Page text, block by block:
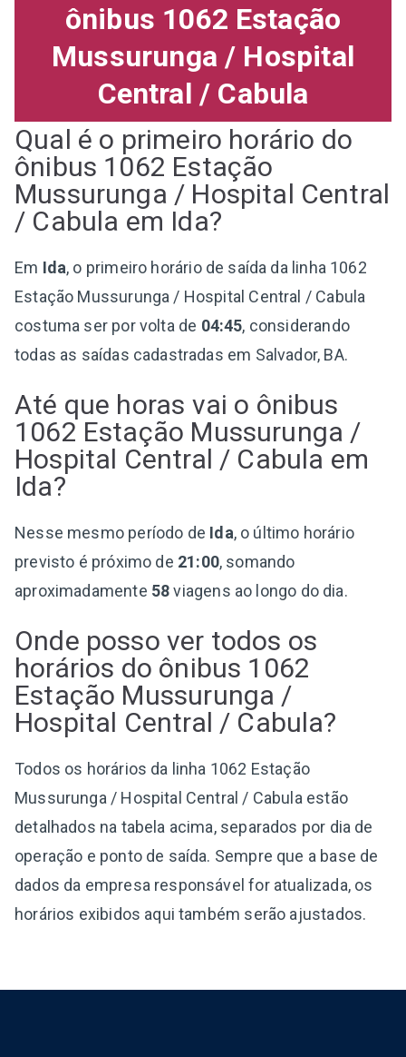
ônibus 1062 Estação
Mussurunga / Hospital
Central / Cabula
Qual é o primeiro horário do
ônibus 1062 Estação
Mussurunga / Hospital Central
/ Cabula em Ida?
Em Ida, o primeiro horário de saída da linha 1062
Estação Mussurunga / Hospital Central / Cabula
costuma ser por volta de 04:45, considerando
todas as saídas cadastradas em Salvador, BA.
Até que horas vai o ônibus
1062 Estação Mussurunga /
Hospital Central / Cabula em
Ida?
Nesse mesmo período de Ida, o último horário
previsto é próximo de 21:00, somando
aproximadamente 58viagens ao longo do dia.
Onde posso ver todos os
horários do ônibus 1062
Estação Mussurunga /
Hospital Central / Cabula?
Todos os horários da linha 1062 Estação
Mussurunga / Hospital Central / Cabula estão
detalhados na tabela acima, separados por dia de
operação e ponto de saída. Sempre que a base de
dados da empresa responsável for atualizada, os
horários exibidos aqui também serão ajustados.